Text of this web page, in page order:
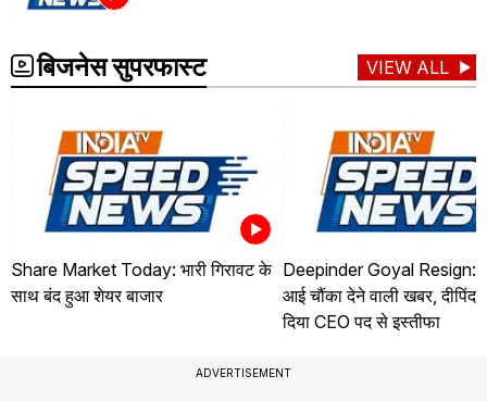
बिजनेस सुपरफास्ट VIEW ALL
Share Market Today: भारी गिरावट के
साथ बंद हुआ शेयर बाजार
Deepinder Goyal Resign:
आई चौंका देने वाली खबर,
दिया CEO पद से इस्तीफा
ADVERTISEMENT